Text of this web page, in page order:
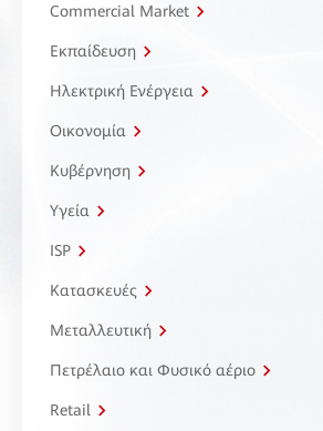
Commercial Market
Εκπαίδευση
Ηλεκτρική Ενέργεια
Οικονομία
Κυβέρνηση
Υγεία
ISP
Κατασκευές
Μεταλλευτική
Πετρέλαιο και Φυσικό αέριο
Retail